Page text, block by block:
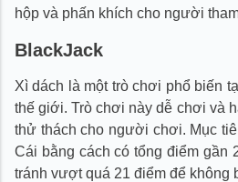
hộp và phấn khích cho người
BlackJack
Xì dách là một trò chơi phổ biến
thế giới. Trò chơi này dễ chơi và
thử thách cho người chơi. Mục
Cái bằng cách có tổng điểm gần
tránh vượt quá 21 điểm để không